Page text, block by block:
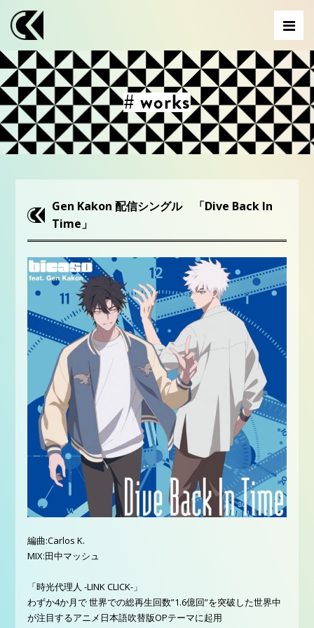
# works
Gen Kakon 配信シングル 「Dive Back In
Time」
編曲:Carlos K.
MIX:田中マッシュ
「時光代理人 -LINK CLICK-」
わずか4か月で 世界での総再生回数”1.6億回”を突破した世界中
が注目するアニメ日本語吹替版OPテーマに起用